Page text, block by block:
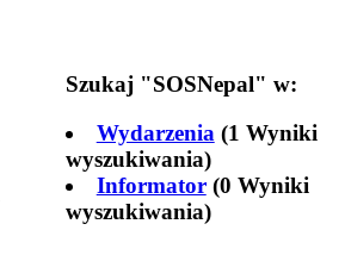
Szukaj "SOSNepal" w:
Wydarzenia (1 Wyniki
wyszukiwania)
Informator(0 Wyniki
wyszukiwania)